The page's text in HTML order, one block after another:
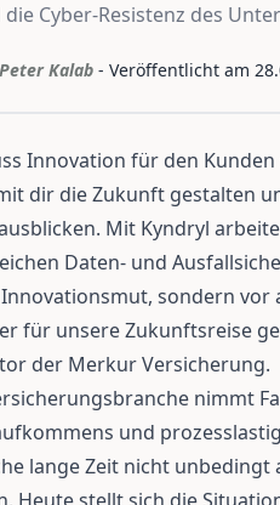
Cyber-Resistenz des
Kalab - Veröffentlicht am
Innovation für den
dir die Zukunft gestalten
Mit Kyndryl
Daten- und
sondern vor
für unsere Zukunftsreise
der Merkur Versicherung.
nimmt
und
lange Zeit nicht unbedingt